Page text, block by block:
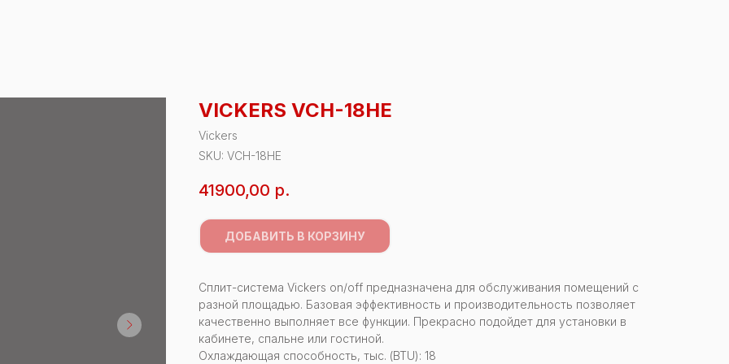
VICKERS VCH-18HE
Vickers
SKU: VCH-18HE
41900,00 р.
ДОБАВИТЬ В КОРЗИНУ
Сплит-система Vickers on/off предназначена для обслуживания помещений с
разной площадью. Базовая эффективность и производительность позволяет
качественно выполняет все функции. Прекрасно подойдет для установки в
кабинете, спальне или гостиной.
Охлаждающая способность, тыс. (BTU): 18